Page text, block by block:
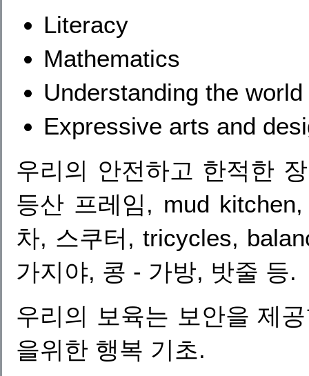
Literacy
Mathematics
Understanding the world
Expressive arts and
우리의 안전하고 한적한
등산 프레임, mud
차, 스쿠터, tricycles,
가지야, 콩 - 가방, 밧줄 등.
우리의 보육는 보안을 제
을위한 행복 기초.